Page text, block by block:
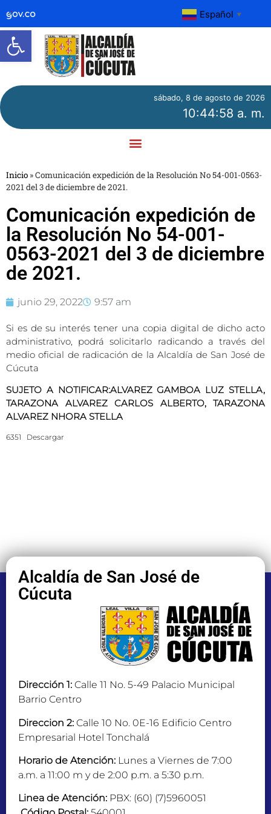
Abrir barra de herramientas
Español ▼
sábado, 8 de agosto de 2026
10:44:58 a. m.
Inicio »Comunicación expedición de la Resolución No 54-001-0563-
2021 del 3 de diciembre de 2021.
Comunicación expedición de
la Resolución No 54-001-
0563-2021 del 3 de diciembre
de 2021.
junio 29, 2022 9:57 am
Si es de su interés tener una copia digital de dicho acto
administrativo, podrá solicitarlo radicando a través del
medio oficial de radicación de la Alcaldía de San José de
Cúcuta
SUJETO A NOTIFICAR:ALVAREZ GAMBOA LUZ STELLA,
TARAZONA ALVAREZ CARLOS ALBERTO, TARAZONA
ALVAREZ NHORA STELLA
6351 Descargar
Alcaldía de San José de
Cúcuta
Dirección 1: Calle 11 No. 5-49 Palacio Municipal
Barrio Centro
Direccion 2: Calle 10 No. 0E-16 Edificio Centro
Empresarial Hotel Tonchalá
Horario de Atención: Lunes a Viernes de 7:00
a.m. a 11:00 m y de 2:00 p.m. a 5:30 p.m.
Linea de Atención: PBX: (60) (7)5960051